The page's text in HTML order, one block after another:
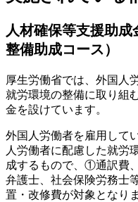
人材確保等支援助
整備助成コース）
厚生労働省では、外国人
就労環境の整備に取り組
金を設けています。
外国人労働者を雇用して
人労働者に配慮した就労
成するもので、①通訳
弁護士、社会保険労務士
置・改修費が対象となりま